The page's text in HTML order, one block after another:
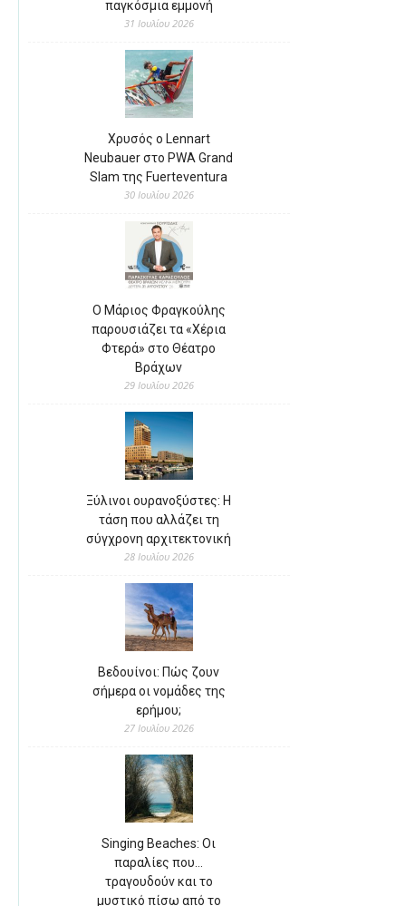
παγκόσμια εμμονή
31 Ιουλίου 2026
Χρυσός ο Lennart
Neubauer στο PWA Grand
Slam της Fuerteventura
30 Ιουλίου 2026
Ο Μάριος Φραγκούλης
παρουσιάζει τα «Χέρια
Φτερά» στο Θέατρο
Βράχων
29 Ιουλίου 2026
Ξύλινοι ουρανοξύστες: Η
τάση που αλλάζει τη
σύγχρονη αρχιτεκτονική
28 Ιουλίου 2026
Βεδουίνοι: Πώς ζουν
σήμερα οι νομάδες της
ερήμου;
27 Ιουλίου 2026
Singing Beaches: Οι
παραλίες που…
τραγουδούν και το
μυστικό πίσω από το